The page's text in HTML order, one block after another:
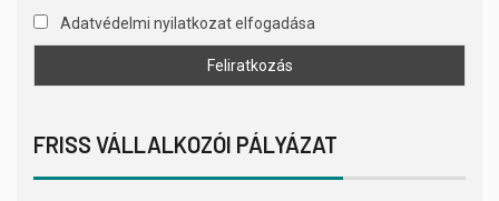
Adatvédelmi nyilatkozat elfogadása
FRISS VÁLLALKOZÓI PÁLYÁZAT